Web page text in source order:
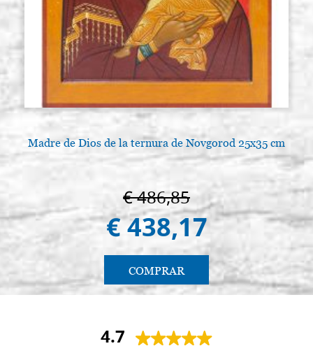
LEONARD Cepillo redondo, pelo de
marta pura Kolinsky 7733RO n. 7
Existencias: 5 - COD.
P7733ROLEO7
€ 59,00 ACQUISTA
Madre de Dios de la ternura de Novgorod 25x35 cm
€ 486,85
€ 438,17
COMPRAR
4.7